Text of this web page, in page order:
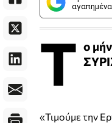
Τ ο
«Τιμούμε την